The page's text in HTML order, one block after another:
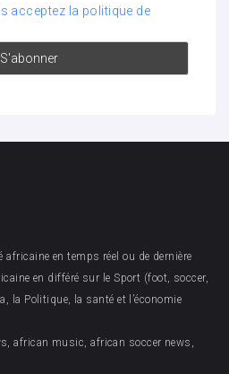
acceptez la politique de
en temps réel ou de dernière
en différé sur le Sport (foot, soccer,
la Politique, la santé et l’économie
african music, african soccer news,